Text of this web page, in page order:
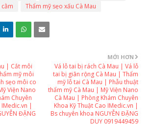
Thẩm mỹ sẹo xấu Cà Mau
MỚI HƠN
Vá lỗ tai bị rách Cà Mau | Vá lỗ
tai bị giãn rộng Cà Mau | Thẩm
mỹ lỗ tai Cà Mau | Phẫu thuật
thẩm mỹ Cà Mau | Mỹ Viện Nano
Cà Mau | Phòng Khám Chuyên
Khoa Kỹ Thuật Cao IMedic.vn |
Bs chuyên khoa NGUYỄN ĐẶNG
DUY 0919449459
| Cắt môi
mỹ môi
sẹo môi co
Viện Nano
Chuyên
IMedic.vn |
ĐẶNG